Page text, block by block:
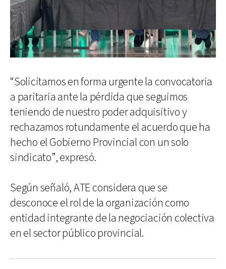
“Solicitamos en forma urgente la convocatoria
a paritaria ante la pérdida que seguimos
teniendo de nuestro poder adquisitivo y
rechazamos rotundamente el acuerdo que ha
hecho el Gobierno Provincial con un solo
sindicato”, expresó.
Según señaló, ATE considera que se
desconoce el rol de la organización como
entidad integrante de la negociación colectiva
en el sector público provincial.